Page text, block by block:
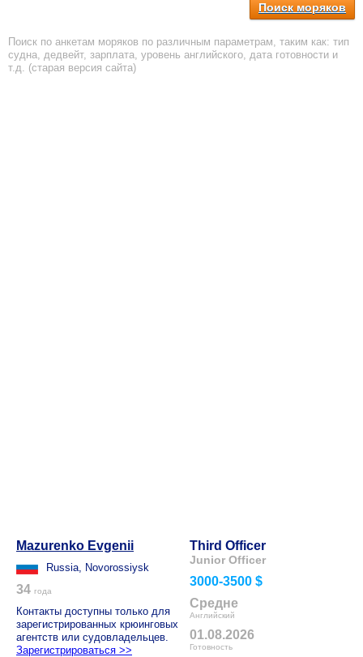
Поиск моряков
Поиск по анкетам моряков по различным параметрам, таким как: тип
судна, дедвейт, зарплата, уровень английского, дата готовности и
т.д. (старая версия сайта)
Mazurenko Evgenii
Russia, Novorossiysk
34 года
Контакты доступны только для
зарегистрированных крюинговых
агентств или судовладельцев.
Зарегистрироваться >>
Third Officer
Junior Officer
3000-3500 $
Средне
Английский
01.08.2026
Готовность